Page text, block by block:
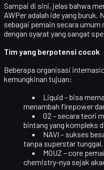
Sampai di sini, jelas bahwa
AWPer adalah ide yang buruk.
sebagai pemain secara
dengan syarat yang sangat
Tim yang berpotensi cocok
Beberapa organisasi
kemungkinan tujuan:
Liquid – bisa
menambah firepower
G2 – secara teori
bintang yang kompleks
NAVI – sukses
tanpa superstar tunggal.
MOUZ – core
chemistry-nya sejak